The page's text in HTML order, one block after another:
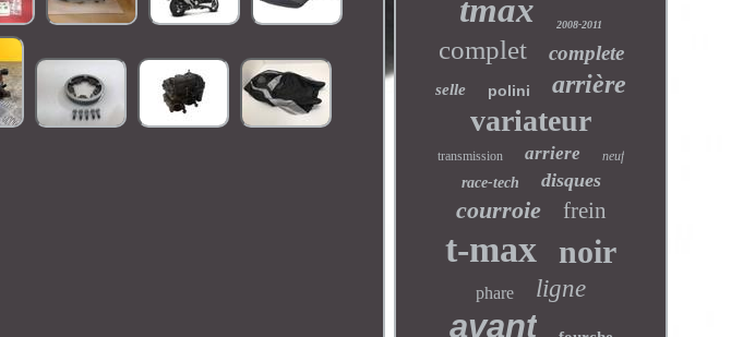
tmax 2008-2011
complet complete
selle polini arrière
variateur
transmission arriere neuf
race-tech disques
courroie frein
t-max noir
phare ligne
avant